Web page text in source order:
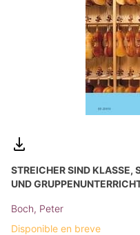
STREICHER SIND KLASSE,
UND
Boch, Peter
Disponible en breve